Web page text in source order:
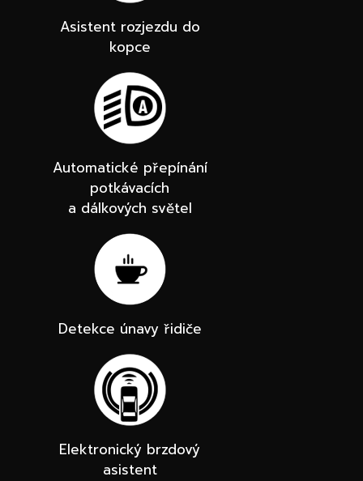
Asistent rozjezdu do
kopce
Automatické přepínání
potkávacích
a dálkových světel
Detekce únavy řidiče
Elektronický brzdový
asistent